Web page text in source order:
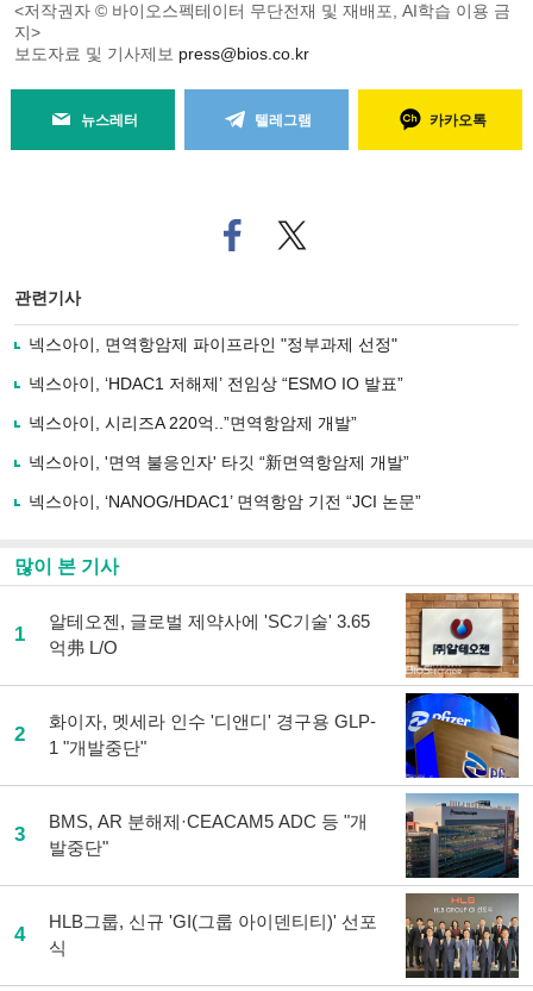
<저작권자 © 바이오스펙테이터 무단전재 및 재배포, AI학습 이용 금
지>
보도자료 및 기사제보 press@bios.co.kr
뉴스레터 텔레그램 카카오톡
페
이
로
기
사
유
기
트위
터로
관련기사
넥스아이, 면역항암제 파이프라인 "정부과제 선정"
넥스아이, ‘HDAC1 저해제’ 전임상 “ESMO IO 발표”
넥스아이, 시리즈A 220억..”면역항암제 개발”
넥스아이, '면역 불응인자' 타깃 “新면역항암제 개발”
넥스아이, ‘NANOG/HDAC1’ 면역항암 기전 “JCI 논문”
많이 본 기사
1
알테오젠, 글로벌 제약사에 'SC기술' 3.65
억弗 L/O
2
화이자, 멧세라 인수 '디앤디' 경구용 GLP-
1 "개발중단"
3
BMS, AR 분해제·CEACAM5 ADC 등 "개
발중단"
4
HLB그룹, 신규 'GI(그룹 아이덴티티)' 선포
식